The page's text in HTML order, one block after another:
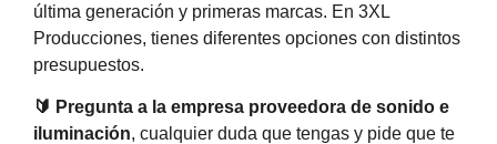
última generación y primeras marcas. En 3XL
Producciones, tienes diferentes opciones con distintos
presupuestos.
🔰 Pregunta a la empresa proveedora de sonido e
iluminación, cualquier duda que tengas y pide que te